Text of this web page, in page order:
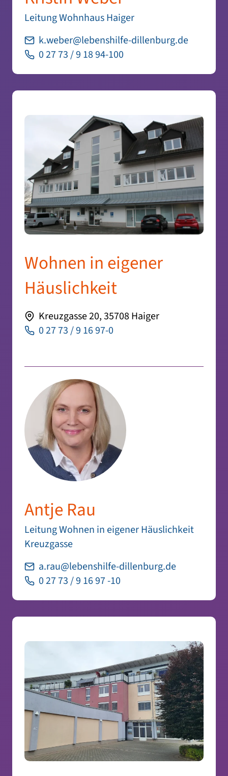
Leitung Wohnhaus Haiger
k.weber@lebenshilfe-dillenburg.de
0 27 73 / 9 18 94-100
Wohnen in eigener
Häuslichkeit
Kreuzgasse 20, 35708 Haiger
0 27 73 / 9 16 97-0
Antje Rau
Leitung Wohnen in eigener Häuslichkeit
Kreuzgasse
a.rau@lebenshilfe-dillenburg.de
0 27 73 / 9 16 97 -10